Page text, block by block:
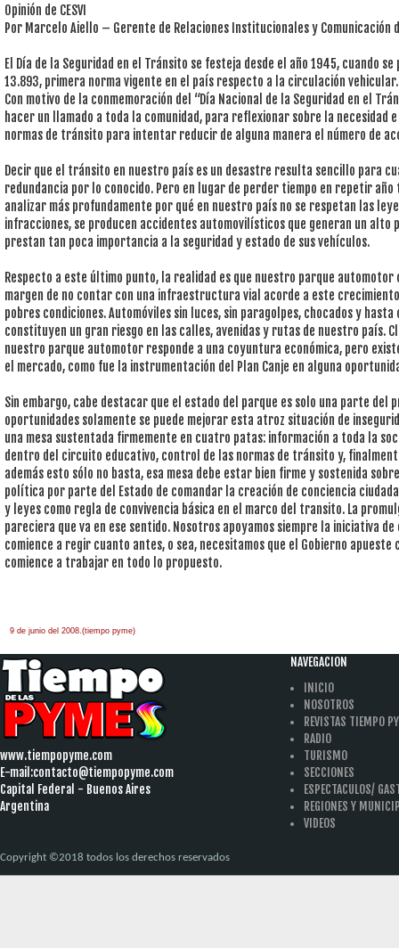
Opinión de CESVI
Por Marcelo Aiello – Gerente de Relaciones Institucionales y Comunicación
El Día de la Seguridad en el Tránsito se festeja desde el año 1945, cuando
13.893, primera norma vigente en el país respecto a la circulación vehicular.
Con motivo de la conmemoración del “Día Nacional de la Seguridad en el
hacer un llamado a toda la comunidad, para reflexionar sobre la necesidad
normas de tránsito para intentar reducir de alguna manera el número de
Decir que el tránsito en nuestro país es un desastre resulta sencillo para
redundancia por lo conocido. Pero en lugar de perder tiempo en repetir
analizar más profundamente por qué en nuestro país no se respetan las
infracciones, se producen accidentes automovilísticos que generan un alto
prestan tan poca importancia a la seguridad y estado de sus vehículos.
Respecto a este último punto, la realidad es que nuestro parque automotor
margen de no contar con una infraestructura vial acorde a este
pobres condiciones. Automóviles sin luces, sin paragolpes, chocados y
constituyen un gran riesgo en las calles, avenidas y rutas de nuestro país.
nuestro parque automotor responde a una coyuntura económica, pero
el mercado, como fue la instrumentación del Plan Canje en alguna
Sin embargo, cabe destacar que el estado del parque es solo una parte del
oportunidades solamente se puede mejorar esta atroz situación de
una mesa sustentada firmemente en cuatro patas: información a toda la
dentro del circuito educativo, control de las normas de tránsito y,
además esto sólo no basta, esa mesa debe estar bien firme y sostenida
política por parte del Estado de comandar la creación de conciencia
y leyes como regla de convivencia básica en el marco del transito. La
pareciera que va en ese sentido. Nosotros apoyamos siempre la iniciativa
comience a regir cuanto antes, o sea, necesitamos que el Gobierno apueste
comience a trabajar en todo lo propuesto.
9 de junio del 2008.(tiempo pyme)
www.tiempopyme.com
E-mail:contacto@tiempopyme.com
Capital Federal - Buenos Aires
Argentina
NAVEGACION
INICIO
NOSOTROS
REVISTAS TIEMPO
RADIO
TURISMO
SECCIONES
ESPECTACULOS/
REGIONES Y
VIDEOS
Copyright ©2018 todos los derechos reservados